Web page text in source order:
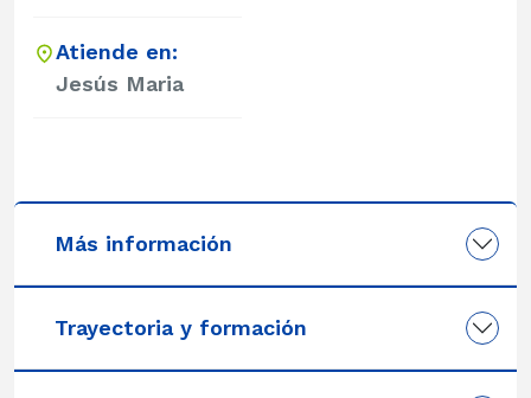
Atiende en:
Jesús Maria
Más información
Trayectoria y formación